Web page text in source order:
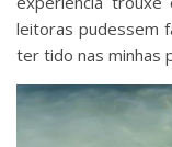
leitoras pudessem
ter tido nas minhas